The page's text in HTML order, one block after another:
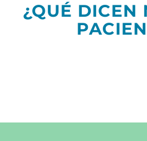
¿QUÉ DICEN